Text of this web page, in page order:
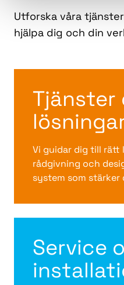
Utforska våra
hjälpa dig och din
Tjänster
Vi guidar dig till rätt
rådgivning och
system som stärker
Service